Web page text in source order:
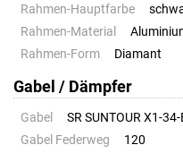
Rahmen-Hauptfarbe
Rahmen-Material
Rahmen-Form
Diamant
Gabel / Dämpfer
Gabel
SR SUNTOUR X1-
Gabel Federweg
120